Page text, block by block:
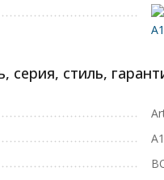
серия, стиль,